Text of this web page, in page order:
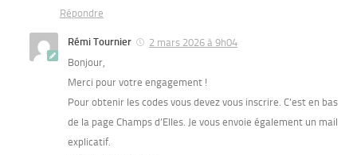
Répondre
Rémi Tournier
2 mars 2026 à 9h04
Bonjour,
Merci pour votre engagement !
Pour obtenir les codes vous devez vous inscrire. C’est en bas
de la page Champs d’Elles. Je vous envoie également un mail
explicatif.